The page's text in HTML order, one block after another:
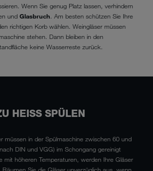
Wenn Sie genug Platz lassen, verhindern
und Glasbruch. Am besten schützen Sie Ihre
richtigen Korb wählen. Weingläser müssen
stehen. Dann bleiben in den
keine Wasserreste zurück.
HEISS SPÜLEN
müssen in der Spülmaschine zwischen 60 und
DIN und VGG) im Schongang gereinigt
mit höheren Temperaturen, werden Ihre Gläser